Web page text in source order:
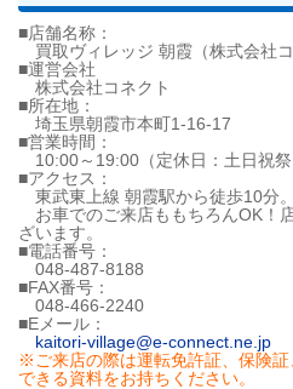
■店舗名称：
買取ヴィレッジ 朝霞（株式会社コ
■運営会社
株式会社コネクト
■所在地：
埼玉県朝霞市本町1-16-17
■営業時間：
10:00～19:00（定休日：土日祝祭
■アクセス：
東武東上線 朝霞駅から徒歩10分。
お車でのご来店ももちろんOK！
ざいます。
■電話番号：
048-487-8188
■FAX番号：
048-466-2240
■Eメール：
kaitori-village@e-connect.ne.jp
※ご来店の際は運転免許証、保険
できる資料をお持ちください。